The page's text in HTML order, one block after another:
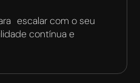
escalar com o seu
contínua e